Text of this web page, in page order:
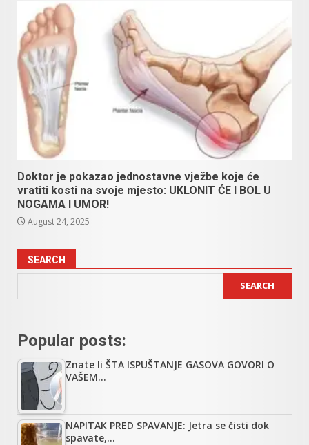
Doktor je pokazao jednostavne vježbe koje će
vratiti kosti na svoje mjesto: UKLONIT ĆE I BOL U
NOGAMA I UMOR!
August 24, 2025
SEARCH
SEARCH
Popular posts:
Znate li ŠTA ISPUŠTANJE GASOVA GOVORI O
VAŠEM…
NAPITAK PRED SPAVANJE: Jetra se čisti dok
spavate,…